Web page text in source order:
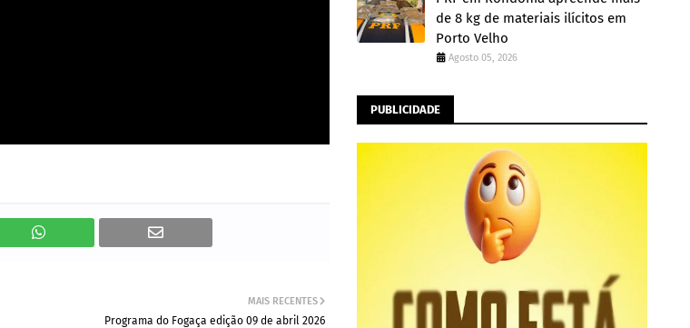
MAIS RECENTES
Programa do Fogaça edição 09 de abril 2026
de 8 kg de materiais ilícitos em
Porto Velho
Agosto 05, 2026
PUBLICIDADE